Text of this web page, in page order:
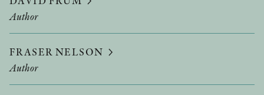
Author
FRASER NELSON
Author